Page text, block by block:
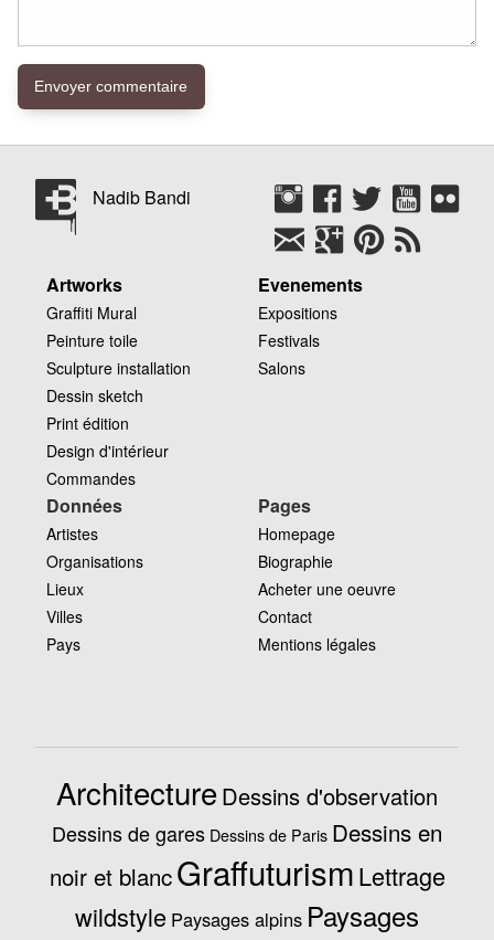
Nadib Bandi
Artworks
Graffiti Mural
Peinture toile
Sculpture installation
Dessin sketch
Print édition
Design d'intérieur
Commandes
Evenements
Expositions
Festivals
Salons
Données
Artistes
Organisations
Lieux
Villes
Pays
Pages
Homepage
Biographie
Acheter une oeuvre
Contact
Mentions légales
ArchitectureDessins d'observation
Dessins de gares Dessins de Paris Dessins en
noir et blancGraffuturismLettrage
wildstyle Paysages alpins Paysages